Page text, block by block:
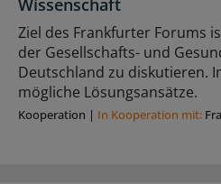
Ziel des Frankfurter Forums
der Gesellschafts- und
Deutschland zu diskutieren.
mögliche Lösungsansätze.
Kooperation | In Kooperation mit: